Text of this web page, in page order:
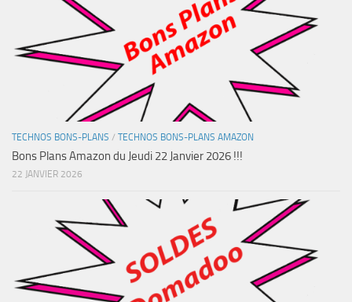
TECHNOS BONS-PLANS / TECHNOS BONS-PLANS AMAZON
Bons Plans Amazon du Jeudi 22 Janvier 2026 !!!
22 JANVIER 2026